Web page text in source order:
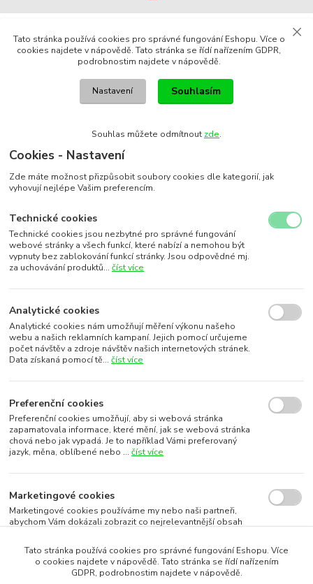
Tato stránka používá cookies pro správné fungování Eshopu. Více o
cookies najdete v nápovědě. Tato stránka se řídí nařízením GDPR,
podrobnostim najdete v nápovědě.
Nastavení Souhlasím
Souhlas můžete odmítnout zde.
Cookies - Nastavení
Zde máte možnost přizpůsobit soubory cookies dle kategorií, jak
vyhovují nejlépe Vašim preferencím.
Technické cookies
Technické cookies jsou nezbytné pro správné fungování
webové stránky a všech funkcí, které nabízí a nemohou být
vypnuty bez zablokování funkcí stránky. Jsou odpovědné mj.
za uchovávání produktů...číst více
Analytické cookies
Analytické cookies nám umožňují měření výkonu našeho
webu a našich reklamních kampaní. Jejich pomocí určujeme
počet návštěv a zdroje návštěv našich internetových stránek.
Data získaná pomocí tě...číst více
Preferenční cookies
Preferenční cookies umožňují, aby si webová stránka
zapamatovala informace, které mění, jak se webová stránka
chová nebo jak vypadá. Je to například Vámi preferovaný
jazyk, měna, oblíbené nebo ...číst více
Marketingové cookies
Marketingové cookies používáme my nebo naši partneři,
abychom Vám dokázali zobrazit co nejrelevantnější obsah
subjektů. To je možn...
Tato stránka používá cookies pro správné fungování Eshopu. Více
o cookies najdete v nápovědě. Tato stránka se řídí nařízením
GDPR, podrobnostim najdete v nápovědě.